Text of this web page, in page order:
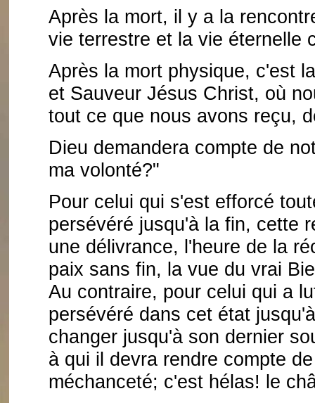
Après la mort, il y a la
vie terrestre et la vie éternelle
Après la mort physique, c'est
et Sauveur Jésus Christ, où
tout ce que nous avons reçu,
Dieu demandera compte de
ma volonté?"
Pour celui qui s'est efforcé
persévéré jusqu'à la fin, cette
une délivrance, l'heure de la
paix sans fin, la vue du vrai
Au contraire, pour celui qui a
persévéré dans cet état
changer jusqu'à son dernier
à qui il devra rendre compte
méchanceté; c'est hélas! le